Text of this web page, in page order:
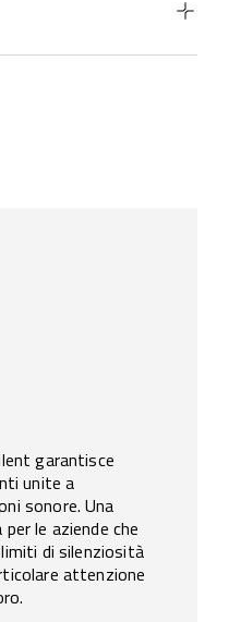
garantisce
unite a
sonore. Una
le aziende che
di silenziosità
attenzione